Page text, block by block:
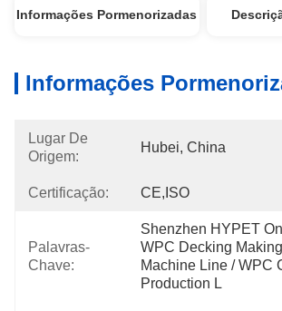
Informações Pormenorizadas
Informações
Lugar De
Origem:
Hubei, China
Certificação: CE,ISO
Palavras-
Chave:
Shenzhen HYPET
WPC Decking
Machine Line / WPC
Production L